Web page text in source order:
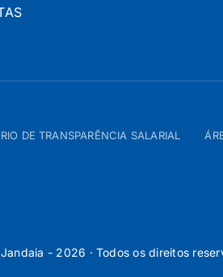
DE TRANSPARÊNCIA SALARIAL
- 2026 · Todos os direitos